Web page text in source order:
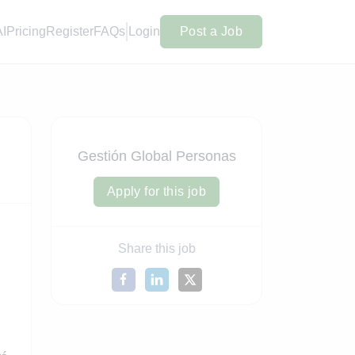
Pricing RegisterFAQs Login Post a Job
Gestión Global Personas
Apply for this job
Share this job